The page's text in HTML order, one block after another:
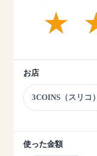
お店
3COINS（スリコ）
使った金額